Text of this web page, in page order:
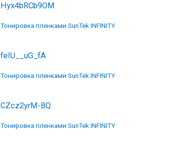
Hyx4bRCb9OM
Тонировка пленками SunTek INFINITY
feIU__uG_fA
Тонировка пленками SunTek INFINITY
CZcz2yrM-BQ
Тонировка пленками SunTek INFINITY